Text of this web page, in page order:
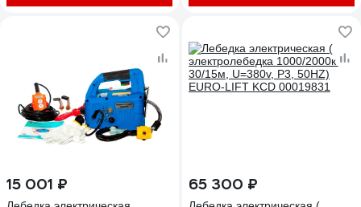
15 001 ₽ 65 300 ₽